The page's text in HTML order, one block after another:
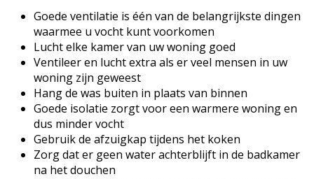
Goede ventilatie is één van de belangrijkste dingen
waarmee u vocht kunt voorkomen
Lucht elke kamer van uw woning goed
Ventileer en lucht extra als er veel mensen in uw
woning zijn geweest
Hang de was buiten in plaats van binnen
Goede isolatie zorgt voor een warmere woning en
dus minder vocht
Gebruik de afzuigkap tijdens het koken
Zorg dat er geen water achterblijft in de badkamer
na het douchen